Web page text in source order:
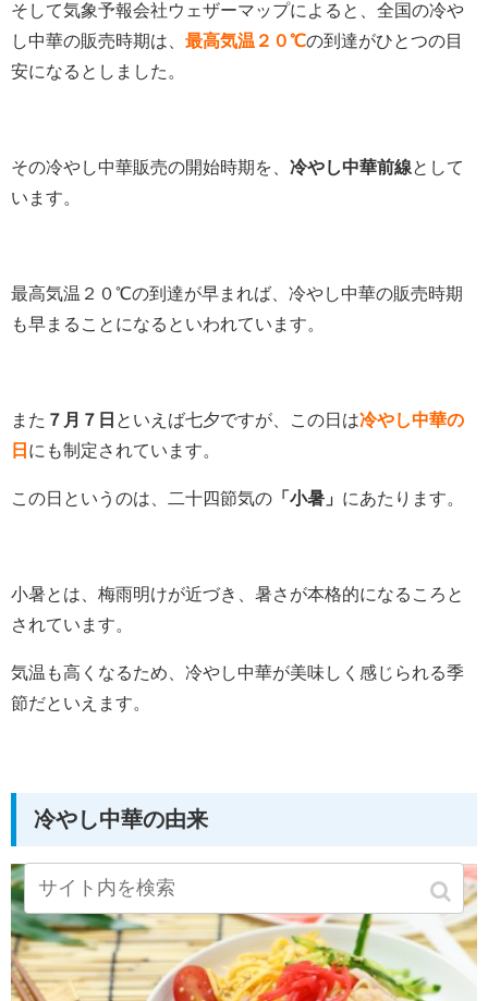
そして気象予報会社ウェザーマップによると、全国の冷や
し中華の販売時期は、 最高気温２０℃の到達がひとつの目
安になるとしました。
その冷やし中華販売の開始時期を、 冷やし中華前線として
います。
最高気温２０℃の到達が早まれば、冷やし中華の販売時期
も早まることになるといわれています。
また ７月７日 といえば七夕ですが、この日は冷やし中華の
日 にも制定されています。
この日というのは、二十四節気の 「小暑」 にあたります。
小暑とは、梅雨明けが近づき、暑さが本格的になるころと
されています。
気温も高くなるため、冷やし中華が美味しく感じられる季
節だといえます。
冷やし中華の由来